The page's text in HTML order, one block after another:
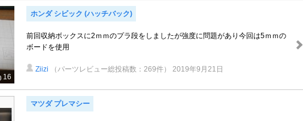
16
ホンダ シビック (ハッチバック)
前回収納ボックスに2ｍｍのプラ段をしましたが強度に問題があり今回は5ｍｍの
ボードを使用
Ziizi （パーツレビュー総投稿数：269件） 2019年9月21日
マツダ プレマシー